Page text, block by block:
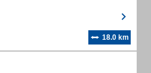
18.0 km